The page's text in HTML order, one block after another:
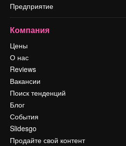
Предприятие
Компания
Цены
О нас
Reviews
Вакансии
Поиск тенденций
Блог
События
Slidesgo
Продайте свой контент